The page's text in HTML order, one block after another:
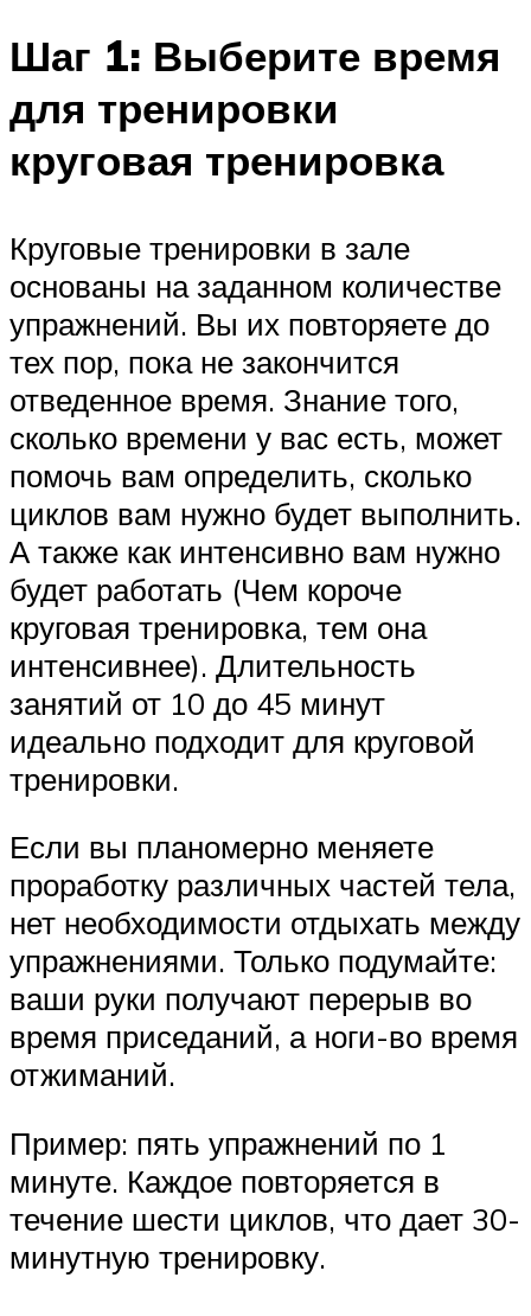
Шаг 1: Выберите время
для тренировки
круговая тренировка
Круговые тренировки в зале
основаны на заданном количестве
упражнений. Вы их повторяете до
тех пор, пока не закончится
отведенное время. Знание того,
сколько времени у вас есть, может
помочь вам определить, сколько
циклов вам нужно будет выполнить.
А также как интенсивно вам нужно
будет работать (Чем короче
круговая тренировка, тем она
интенсивнее). Длительность
занятий от 10 до 45 минут
идеально подходит для круговой
тренировки.
Если вы планомерно меняете
проработку различных частей тела,
нет необходимости отдыхать между
упражнениями. Только подумайте:
ваши руки получают перерыв во
время приседаний, а ноги-во время
отжиманий.
Пример: пять упражнений по 1
минуте. Каждое повторяется в
течение шести циклов, что дает 30-
минутную тренировку.